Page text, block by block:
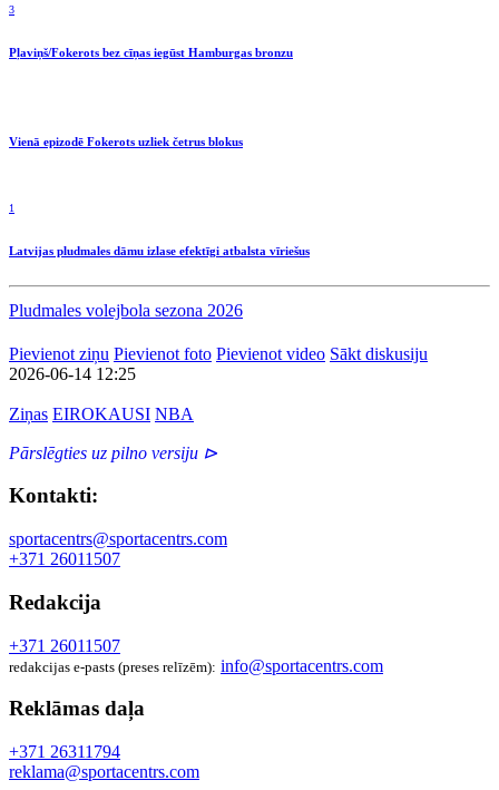
3
Pļaviņš/Fokerots bez cīņas iegūst Hamburgas bronzu
Vienā epizodē Fokerots uzliek četrus blokus
1
Latvijas pludmales dāmu izlase efektīgi atbalsta vīriešus
Pludmales volejbola sezona 2026
Pievienot ziņu Pievienot foto Pievienot video Sākt diskusiju
2026-06-14 12:25
Ziņas EIROKAUSI NBA
Pārslēgties uz pilno versiju ⊳
Kontakti:
sportacentrs@sportacentrs.com
+371 26011507
Redakcija
+371 26011507
redakcijas e-pasts (preses relīzēm): info@sportacentrs.com
Reklāmas daļa
+371 26311794
reklama@sportacentrs.com